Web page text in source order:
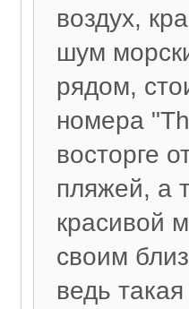
воздух,
шум
рядом,
номера
восторге
пляжей, а
красивой
своим
ведь